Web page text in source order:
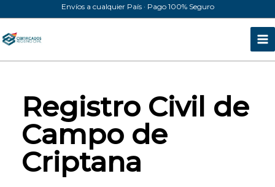
al
contenido
Envíos a cualquier País · Pago 100% Seguro
Registro Civil de
Campo de
Criptana